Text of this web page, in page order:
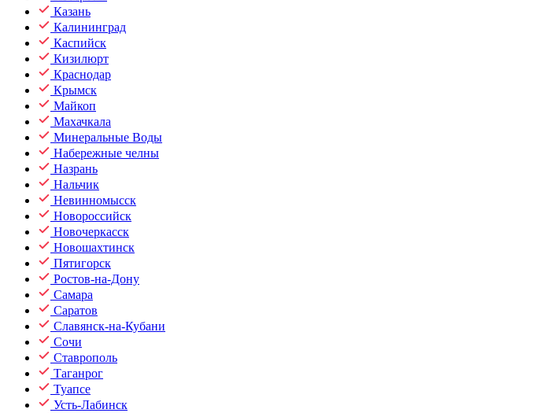
Казань
Калининград
Каспийск
Кизилюрт
Краснодар
Крымск
Майкоп
Махачкала
Минеральные Воды
Набережные челны
Назрань
Нальчик
Невинномысск
Новороссийск
Новочеркасск
Новошахтинск
Пятигорск
Ростов-на-Дону
Самара
Саратов
Славянск-на-Кубани
Сочи
Ставрополь
Таганрог
Туапсе
Усть-Лабинск